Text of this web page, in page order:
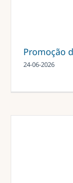
Promoção
24-06-2026